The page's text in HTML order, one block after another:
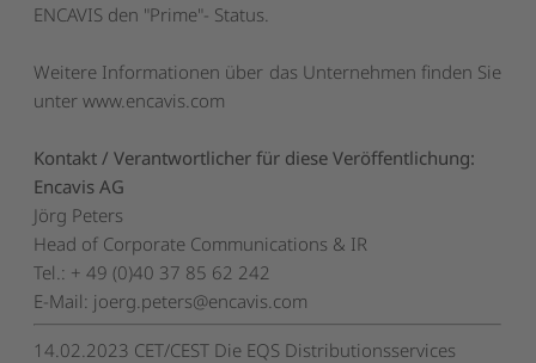
ENCAVIS den "Prime"- Status.
Weitere Informationen über das Unternehmen finden Sie
unterwww.encavis.com
Kontakt / Verantwortlicher für diese Veröffentlichung:
Encavis AG
Jörg Peters
Head of Corporate Communications & IR
Tel.: + 49 (0)40 37 85 62 242
E-Mail: joerg.peters@encavis.com
14.02.2023 CET/CEST Die EQS Distributionsservices